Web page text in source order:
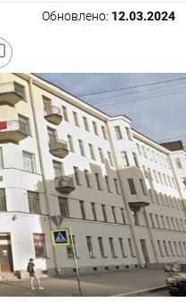
Обновлено: 12.03.2024